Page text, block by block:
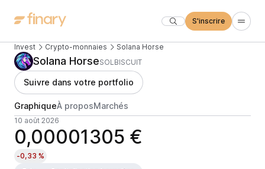
S'inscrire
Invest Crypto-monnaies Solana Horse
Solana HorseSOLBISCUIT
Suivre dans votre portfolio
GraphiqueÀ proposMarchés
10 août 2026
0,00001305 €
-0,33 %